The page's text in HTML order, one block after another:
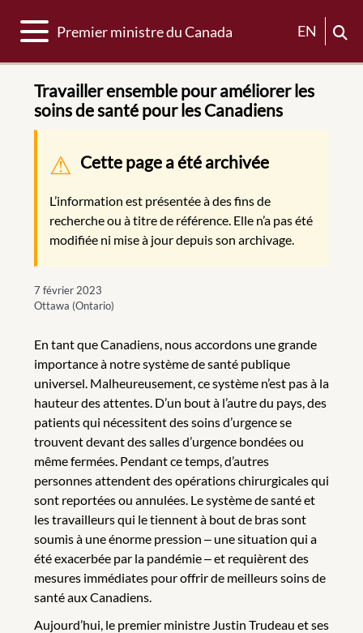
Basculer la navigation
Premier ministre du Canada EN
Travailler ensemble pour améliorer les
soins de santé pour les Canadiens
Message d'avertissement
Cette page a été archivée
L’information est présentée à des fins de
recherche ou à titre de référence. Elle n’a pas été
modifiée ni mise à jour depuis son archivage.
7 février 2023
Ottawa (Ontario)
En tant que Canadiens, nous accordons une grande
importance à notre système de santé publique
universel. Malheureusement, ce système n’est pas à la
hauteur des attentes. D’un bout à l’autre du pays, des
patients qui nécessitent des soins d’urgence se
trouvent devant des salles d’urgence bondées ou
même fermées. Pendant ce temps, d’autres
personnes attendent des opérations chirurgicales qui
sont reportées ou annulées. Le système de santé et
les travailleurs qui le tiennent à bout de bras sont
soumis à une énorme pression ‒ une situation qui a
été exacerbée par la pandémie ‒ et requièrent des
mesures immédiates pour offrir de meilleurs soins de
santé aux Canadiens.
Aujourd’hui, le premier ministre Justin Trudeau et ses